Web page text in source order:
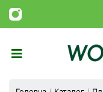
плитних